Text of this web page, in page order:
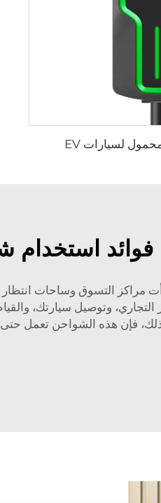
استخدام
وتوصيل سيارتك،
ذلك، فإن هذه الشواحن